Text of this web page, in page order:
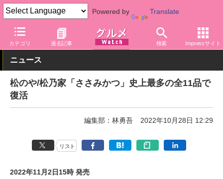
Powered by Translate
カテゴリ 過去記事 検索 Impressサイト
グルメ Watch 食品 弁当・惣菜
ニュース
松のや/松乃家「ささみかつ」史上最多の全11品で
復活
編集部：林勇吾 2022年10月28日 12:29
リスト
2022年11月2日15時 発売